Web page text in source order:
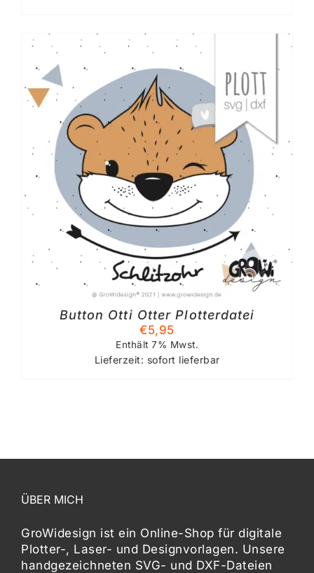
Button Otti Otter Plotterdatei
€5,95
Enthält 7% Mwst.
Lieferzeit: sofort lieferbar
ÜBER MICH
GroWidesign ist ein Online-Shop für digitale
Plotter-, Laser- und Designvorlagen. Unsere
handgezeichneten SVG- und DXF-Dateien